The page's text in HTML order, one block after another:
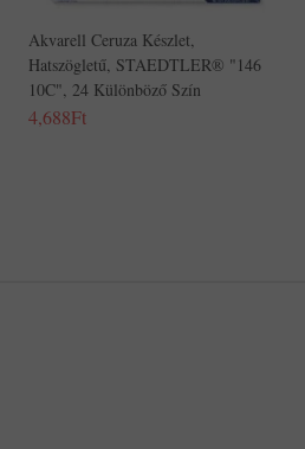
Akvarell Ceruza Készlet,
Hatszögletű, STAEDTLER® "146
10C", 24 Különböző Szín
4,688Ft